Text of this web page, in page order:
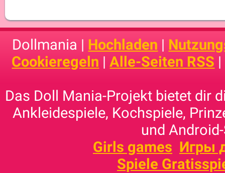
Dollmania | Hochladen |
Cookieregeln |Alle-Seiten RSS |
Das Doll Mania-Projekt bietet dir
Ankleidespiele, Kochspiele,
und
Girls games Игры
Spiele